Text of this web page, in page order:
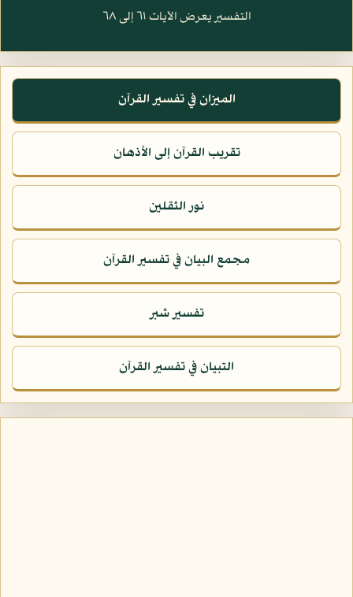
التفسير يعرض الآيات ٦١ إلى ٦٨
الميزان في تفسير القرآن
تقريب القرآن إلى الأذهان
نور الثقلين
مجمع البيان في تفسير القرآن
تفسير شبر
التبيان في تفسير القرآن